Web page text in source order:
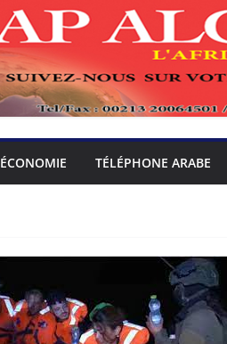
ÉCONOMIE TÉLÉPHONE ARABE